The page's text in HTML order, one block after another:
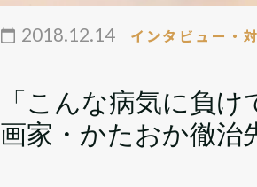
2018.12.14 インタビュー・
「こんな病気に負
画家・かたおか徹治